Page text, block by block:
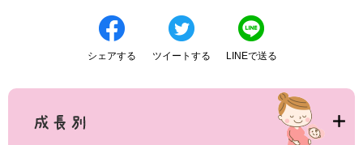
シェアする ツイートする LINEで送る